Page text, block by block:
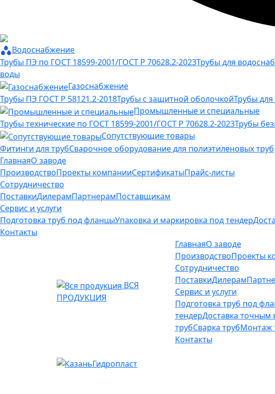
Водоснабжение
Трубы ПЭ по ГОСТ 18599-2001/ГОСТ Р 70628.2-2023Трубы для
воды
Газоснабжение
Трубы ПЭ ГОСТ Р 58121.2-2018Трубы с защитной оболочкойТрубы
Промышленные и специальные
Трубы технические по ГОСТ 18599-2001/ГОСТ Р 70628.2-2023Трубы
Сопутствующие товары
Фитинги для трубСварочное оборудование для полиэтиленовых труб
ГлавнаяО заводе
ПроизводствоПроекты компанииСертификатыПрайс-листы
Сотрудничество
ПоставкиДилерамПартнерамПоставщикам
Сервис и услуги
Подготовка труб под фланцыУпаковка и маркировка под тендер
Контакты
ВСЯ
ПРОДУКЦИЯ
ГлавнаяО заводе
ПроизводствоПроекты
Сотрудничество
ПоставкиДилерам
Сервис и услуги
Подготовка труб под
тендерДоставка точным
трубСварка трубМонтаж
Контакты